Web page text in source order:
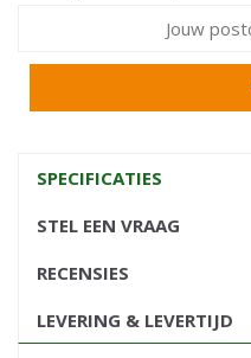
SPECIFICATIES
STEL EEN VRAAG
RECENSIES
LEVERING & LEVERTIJD